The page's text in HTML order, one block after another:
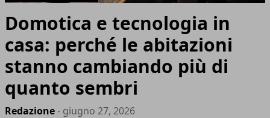
Domotica e tecnologia in
casa: perché le abitazioni
stanno cambiando più di
quanto sembri
Redazione- giugno 27, 2026